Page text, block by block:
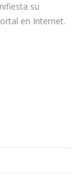
su
en Internet.